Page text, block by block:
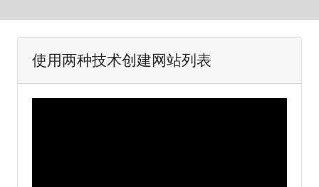
使用两种技术创建网站列表